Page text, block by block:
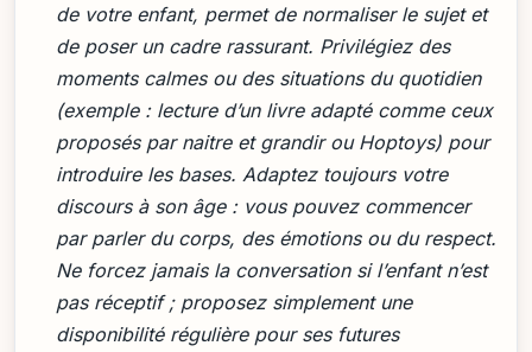
de votre enfant, permet de normaliser le sujet et
de poser un cadre rassurant. Privilégiez des
moments calmes ou des situations du quotidien
(exemple : lecture d’un livre adapté comme ceux
proposés par naitre et grandirou Hoptoys) pour
introduire les bases. Adaptez toujours votre
discours à son âge : vous pouvez commencer
par parler du corps, des émotions ou du respect.
Ne forcez jamais la conversation si l’enfant n’est
pas réceptif ; proposez simplement une
disponibilité régulière pour ses futures